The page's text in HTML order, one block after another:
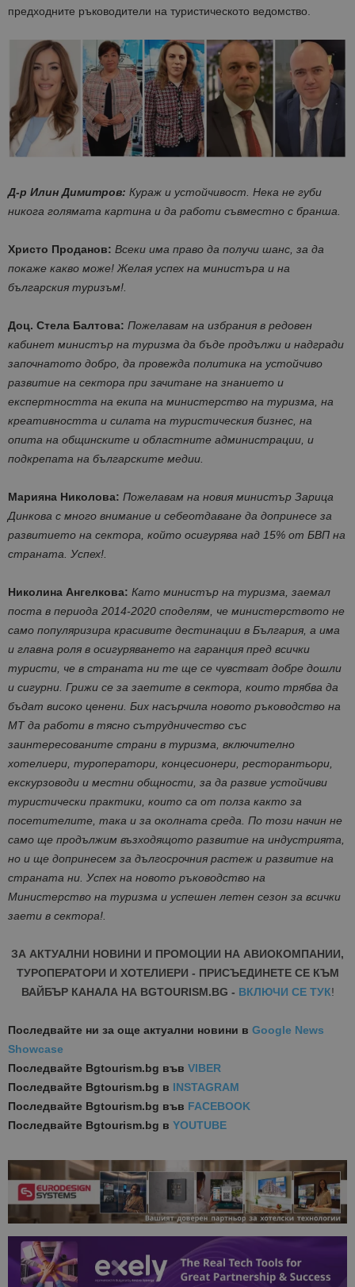
предходните ръководители на туристическото ведомство.
Д-р Илин Димитров: Кураж и устойчивост. Нека не губи
никога голямата картина и да работи съвместно с бранша.
Христо Проданов: Всеки има право да получи шанс, за да
покаже какво може! Желая успех на министъра и на
българския туризъм!.
Доц. Стела Балтова: Пожелавам на избрания в редовен
кабинет министър на туризма да бъде продължи и надгради
започнатото добро, да провежда политика на устойчиво
развитие на сектора при зачитане на знанието и
експертността на екипа на министерство на туризма, на
креативността и силата на туристическия бизнес, на
опита на общинските и областните администрации, и
подкрепата на българските медии.
Марияна Николова: Пожелавам на новия министър Зарица
Динкова с много внимание и себеотдаване да допринесе за
развитието на сектора, който осигурява над 15% от БВП на
страната. Успех!.
Николина Ангелкова: Като министър на туризма, заемал
поста в периода 2014-2020 споделям, че министерството не
само популяризира красивите дестинации в България, а има
и главна роля в осигуряването на гаранция пред всички
туристи, че в страната ни те ще се чувстват добре дошли
и сигурни. Грижи се за заетите в сектора, които трябва да
бъдат високо ценени. Бих насърчила новото ръководство на
МТ да работи в тясно сътрудничество със
заинтересованите страни в туризма, включително
хотелиери, туроператори, концесионери, ресторантьори,
екскурзоводи и местни общности, за да развие устойчиви
туристически практики, които са от полза както за
посетителите, така и за околната среда. По този начин не
само ще продължим възходящото развитие на индустрията,
но и ще допринесем за дългосрочния растеж и развитие на
страната ни. Успех на новото ръководство на
Министерство на туризма и успешен летен сезон за всички
заети в сектора!.
ЗА АКТУАЛНИ НОВИНИ И ПРОМОЦИИ НА АВИОКОМПАНИИ,
ТУРОПЕРАТОРИ И ХОТЕЛИЕРИ - ПРИСЪЕДИНЕТЕ СЕ КЪМ
ВАЙБЪР КАНАЛА НА BGTOURISM.BG - ВКЛЮЧИ СЕ ТУК!
Последвайте ни за още актуални новини в Google News
Showcase
Последвайте Bgtourism.bg във VIBER
Последвайте Bgtourism.bg в INSTAGRAM
Последвайте Bgtourism.bg във FACEBOOK
Последвайте Bgtourism.bg в YOUTUBE